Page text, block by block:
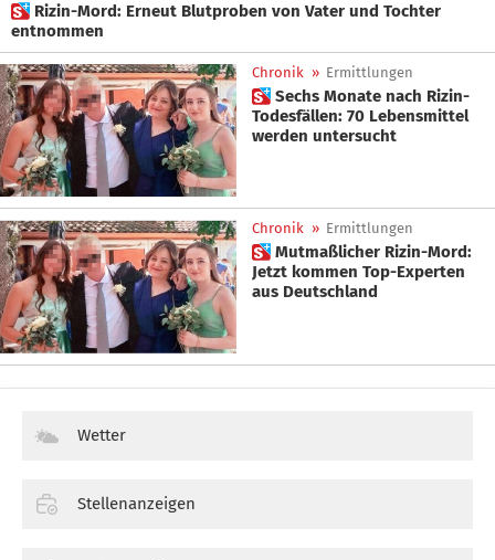
 Rizin-Mord: Erneut Blutproben von Vater und Tochter
entnommen
Chronik » Ermittlungen
 Sechs Monate nach Rizin-
Todesfällen: 70 Lebensmittel
werden untersucht
Chronik » Ermittlungen
 Mutmaßlicher Rizin-Mord:
Jetzt kommen Top-Experten
aus Deutschland
Wetter
Stellenanzeigen